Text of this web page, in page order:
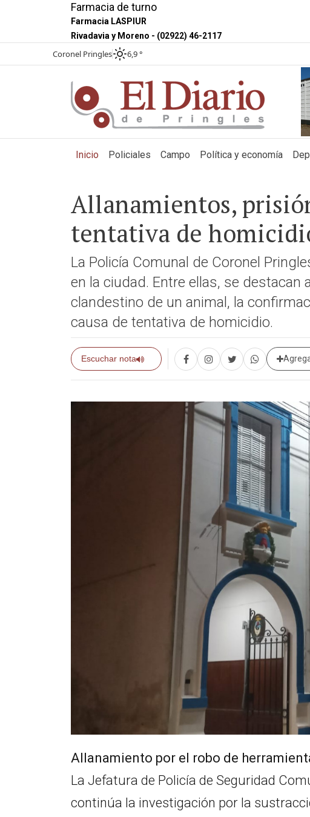
Farmacia de turno
Farmacia LASPIUR
Rivadavia y Moreno - (02922) 46-2117
Coronel Pringles 6,9 °
Inicio (current)
Policiales Campo Política y economía
Allanamientos,
tentativa de
La Policía Comunal de Coronel
en la ciudad. Entre ellas, se
clandestino de un animal, la
causa de tentativa de homicidio.
Escuchar nota
Allanamiento por el robo de
La Jefatura de Policía de Seguridad
continúa la investigación por la